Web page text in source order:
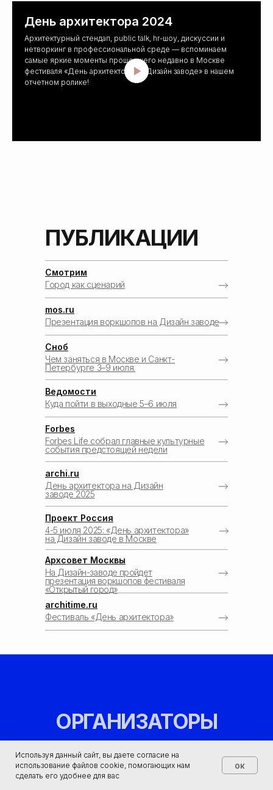
Используя данный сайт, вы даете согласие на
использование файлов cookie, помогающих нам
сделать его удобнее для вас
ок
День архитектора 2024
Архитектурный стендап, public talk, hr-шоу, дискуссии и
нетворкинг в профессиональной среде — вспоминаем
самые яркие моменты прошедшего недавно в Москве
фестиваля «День архитектора на Дизайн заводе» в нашем
отчетном ролике!
ПУБЛИКАЦИИ
Презентация воркшопов на Дизайн заводе
Чем заняться в Москве и Санкт-
Петербурге 3–9 июля.
Куда пойти в выходные 5–6 июля
Forbes Life собрал главные культурные
события предстоящей недели
День архитектора на Дизайн
заводе 2025
Город как сценарий
mos.ru
Сноб
Ведомости
Forbes
archi.ru
Смотрим
Фестиваль «День архитектора»
architime.ru
На Дизайн-заводе пройдет
презентация воркшопов фестиваля
«Открытый город»
Архсовет Москвы
4-5 июля 2025: «День архитектора»
на Дизайн заводе в Москве
Проект Россия